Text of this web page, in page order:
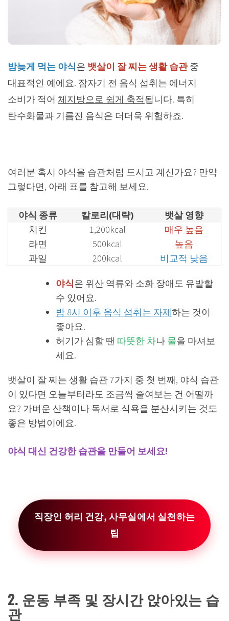
밤늦게 먹는 야식은 뱃살이 잘 찌는 생활 습관중
대표적인 예에요. 잠자기 전 음식 섭취는 에너지
소비가 적어 체지방으로 쉽게 축적됩니다. 특히
탄수화물과 기름진 음식은 더더욱 위험하죠.
여러분 혹시 야식을 습관처럼 드시고 계신가요? 만약
그렇다면, 아래 표를 참고해 보세요.
야식 종류 칼로리(대략)
뱃살 영향
치킨
1,200kcal
매우 높음
라면
500kcal
높음
과일
200kcal 비교적 낮음
야식은 위산 역류와 소화 장애도 유발할
수 있어요.
밤 8시 이후 음식 섭취는 자제하는 것이
좋아요.
허기가 심할 땐 따뜻한 차나 물을 마셔보
세요.
뱃살이 잘 찌는 생활 습관 7가지 중 첫 번째, 야식 습관
이 있다면 오늘부터라도 조금씩 줄여보는 건 어떨까
요? 가벼운 산책이나 독서로 식욕을 분산시키는 것도
좋은 방법이에요.
야식 대신 건강한 습관을 만들어 보세요!
직장인 허리 건강, 사무실에서 실천하는
팁
2. 운동 부족 및 장시간 앉아있는 습
관